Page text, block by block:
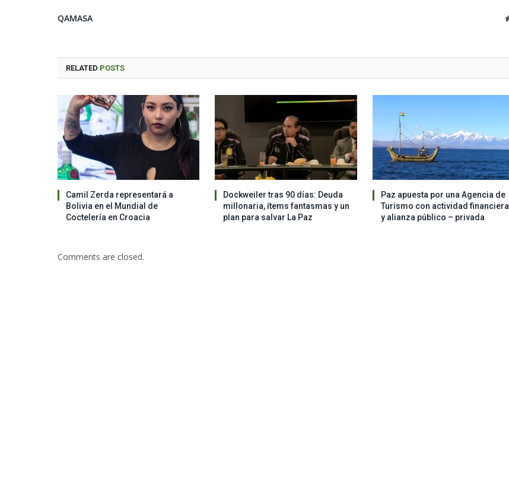
QAMASA
RELATED POSTS
Camil Zerda representará a
Bolivia en el Mundial de
Coctelería en Croacia
Dockweiler tras 90 días: Deuda
millonaria, ítems fantasmas y un
plan para salvar La Paz
Paz apuesta por una Agencia de
Turismo con actividad financiera
y alianza público – privada
Comments are closed.